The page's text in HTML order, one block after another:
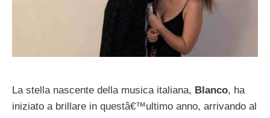
La stella nascente della musica italiana, Blanco, ha
iniziato a brillare in questâ€™ultimo anno, arrivando al